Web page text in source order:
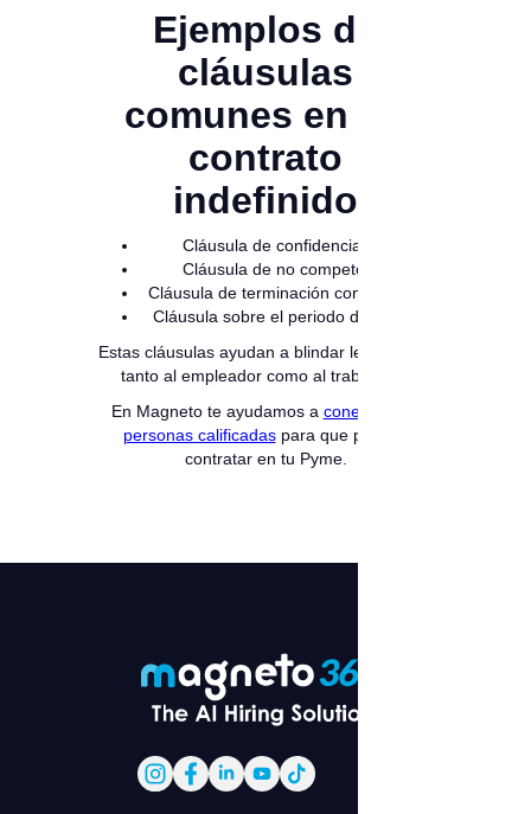
Ejemplos de
cláusulas
comunes en un
contrato
indefinido
Cláusula de confidencialidad
Cláusula de no competencia
Cláusula de terminación con preaviso
Cláusula sobre el periodo de prueba
Estas cláusulas ayudan a blindar legalmente
tanto al empleador como al trabajador.
En Magneto te ayudamos a conectar con
personas calificadaspara que puedas
contratar en tu Pyme.